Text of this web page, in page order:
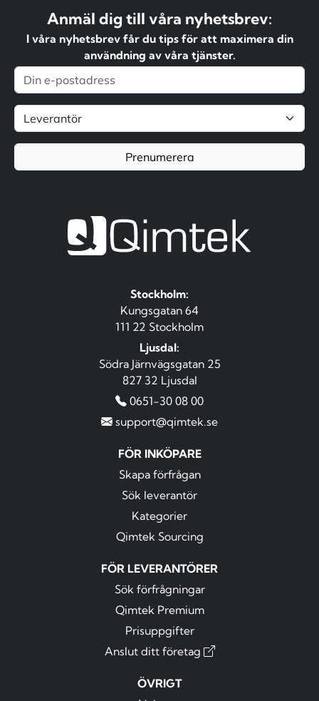
Anmäl dig till våra nyhetsbrev:
I våra nyhetsbrev får du tips för att maximera din
användning av våra tjänster.
Prenumerera
Stockholm:
Kungsgatan 64
111 22 Stockholm
Ljusdal:
Södra Järnvägsgatan 25
827 32 Ljusdal
0651-30 08 00
support@qimtek.se
FÖR INKÖPARE
Skapa förfrågan
Sök leverantör
Kategorier
Qimtek Sourcing
FÖR LEVERANTÖRER
Sök förfrågningar
Qimtek Premium
Prisuppgifter
Anslut ditt företag
ÖVRIGT